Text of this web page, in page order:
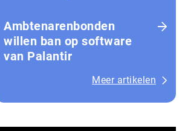
Ambtenarenbonden
willen ban op software
van Palantir
Meer artikelen